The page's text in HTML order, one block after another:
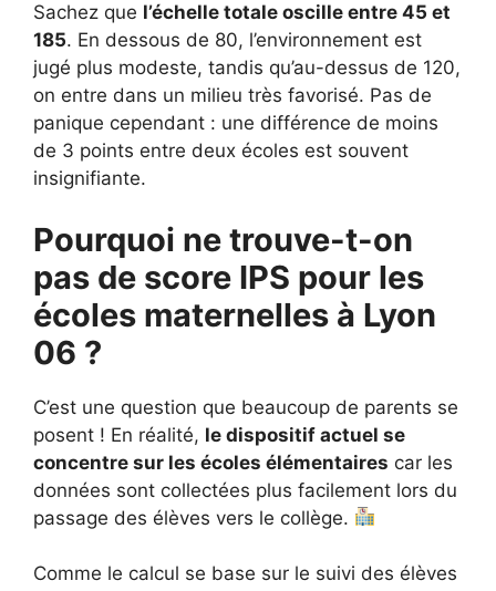
Sachez que l’échelle totale oscille entre 45 et
185. En dessous de 80, l’environnement est
jugé plus modeste, tandis qu’au-dessus de 120,
on entre dans un milieu très favorisé. Pas de
panique cependant : une différence de moins
de 3 points entre deux écoles est souvent
insignifiante.
Pourquoi ne trouve-t-on
pas de score IPS pour les
écoles maternelles à Lyon
06 ?
C’est une question que beaucoup de parents se
posent ! En réalité, le dispositif actuel se
concentre sur les écoles élémentaires car les
données sont collectées plus facilement lors du
passage des élèves vers le collège.
Comme le calcul se base sur le suivi des élèves